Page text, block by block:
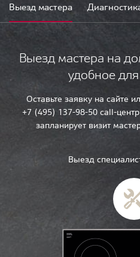
Выезд мастера
Выезд мастера на
удобное
Оставьте заявку на сайте
+7 (495) 137-98-50 call-
запланирует визит
Выезд